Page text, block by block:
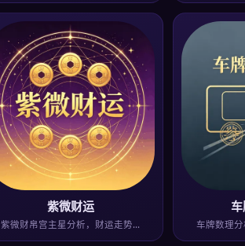
紫微财运
紫微财帛宫主星分析，财运走势… 车牌数理